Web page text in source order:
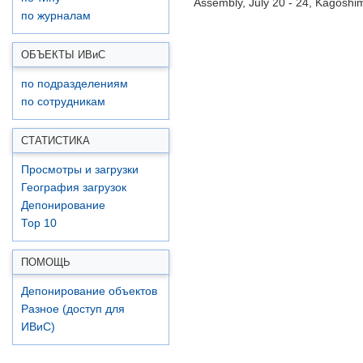
по журналам
ОБЪЕКТЫ ИВиС
по подразделениям
по сотрудникам
СТАТИСТИКА
Просмотры и загрузки
География загрузок
Депонирование
Top 10
ПОМОЩЬ
Депонирование объектов
Разное (доступ для
ИВиС)